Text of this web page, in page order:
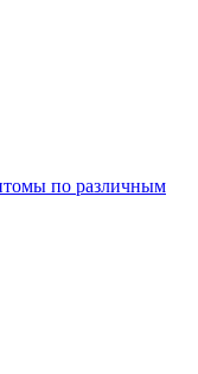
по различным